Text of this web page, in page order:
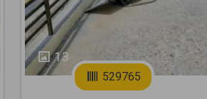
13
529765